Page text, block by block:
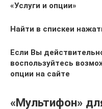
«Услуги и опции»
Найти в спискеи
Если Вы
воспользуйтесь
опции на сайте
«Мультифон»